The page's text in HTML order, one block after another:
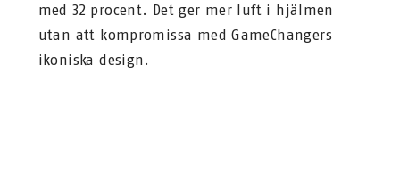
med 32 procent. Det ger mer luft i hjälmen
utan att kompromissa med GameChangers
ikoniska design.